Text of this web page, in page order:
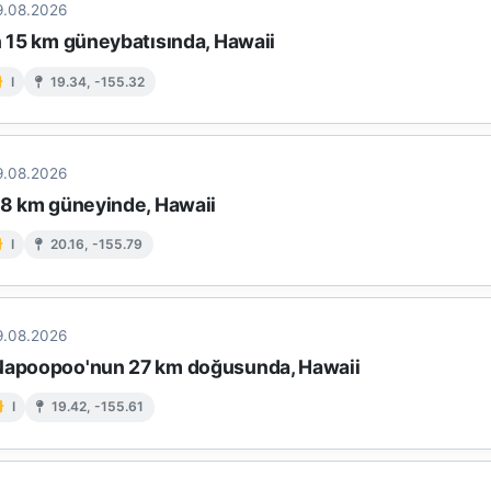
km güneybatısında, Hawaii
I 19.34, -155.32
km güneyinde, Hawaii
I 20.16, -155.79
27 km doğusunda, Hawaii
I 19.42, -155.61